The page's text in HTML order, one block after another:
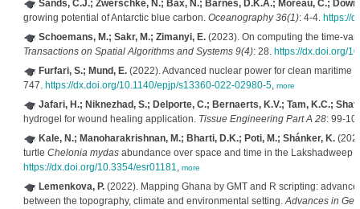
Sands, C.J.; Zwerschke, N.; Bax, N.; Barnes, D.K.A.; Moreau, C.;
growing potential of Antarctic blue carbon. Oceanography 36(1): 4-4. https://
Schoemans, M.; Sakr, M.; Zimanyi, E.(2023). On computing the time-
Transactions on Spatial Algorithms and Systems 9(4): 28. https://dx.doi.org/
Furfari, S.; Mund, E.(2022). Advanced nuclear power for clean maritime
747. https://dx.doi.org/10.1140/epjp/s13360-022-02980-5, more
Jafari, H.; Niknezhad, S.; Delporte, C.; Bernaerts, K.V.; Tam, K.C.;
hydrogel for wound healing application. Tissue Engineering Part A 28: 99-
Kale, N.; Manoharakrishnan, M.; Bharti, D.K.; Poti, M.; Shánker, K.
turtle Chelonia mydasabundance over space and time in the Lakshadweep
https://dx.doi.org/10.3354/esr01181, more
Lemenkova, P.(2022). Mapping Ghana by GMT and R scripting:
between the topography, climate and environmental setting.Advances in